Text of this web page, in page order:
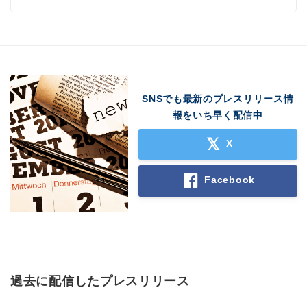
SNSでも最新のプレスリリース情
報をいち早く配信中
X
Facebook
過去に配信したプレスリリース